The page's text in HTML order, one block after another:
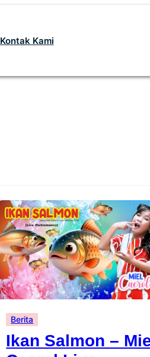
Kontak Kami
Berita
Ikan Salmon –